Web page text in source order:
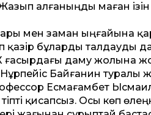
алғаныңды маған
мен заман ыңғайына
қазір бұларды талдауды
ғасырдағы даму жолына
Нұрпейіс Байғанин
Есмағамбет
қисапсыз. Осы көп